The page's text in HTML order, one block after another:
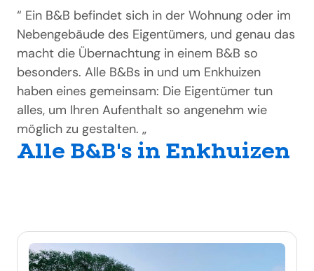
“ Ein B&B befindet sich in der Wohnung oder im
Nebengebäude des Eigentümers, und genau das
macht die Übernachtung in einem B&B so
besonders. Alle B&Bs in und um Enkhuizen
haben eines gemeinsam: Die Eigentümer tun
alles, um Ihren Aufenthalt so angenehm wie
möglich zu gestalten. „
Alle B&B's in Enkhuizen